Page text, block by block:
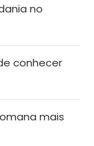
no
conhecer
mais